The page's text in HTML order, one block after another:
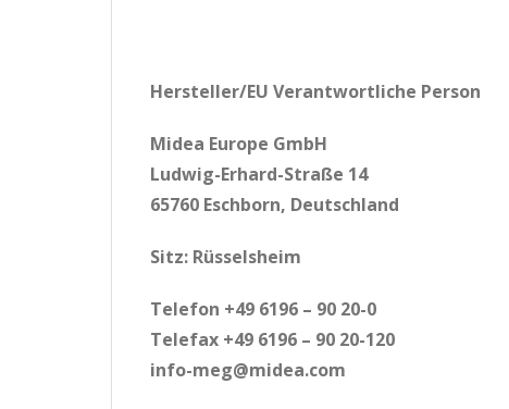
Hersteller/EU Verantwortliche Person
Midea Europe GmbH
Ludwig-Erhard-Straße 14
65760 Eschborn, Deutschland
Sitz: Rüsselsheim
Telefon +49 6196 – 90 20-0
Telefax +49 6196 – 90 20-120
info-meg@midea.com